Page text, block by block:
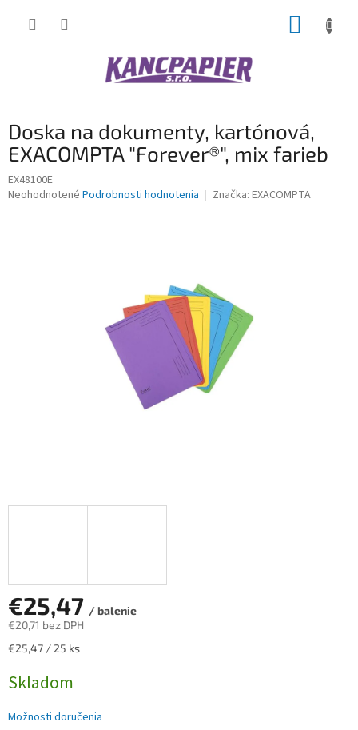
Doska na dokumenty, kartónová,
EXACOMPTA "Forever®", mix farieb
EX48100E
Priemerné
Neohodnotené Podrobnosti hodnotenia Značka: EXACOMPTA
€25,47 / balenie
€20,71 bez DPH
Jednotková
€25,47 / 25 ks
Skladom
Možnosti doručenia